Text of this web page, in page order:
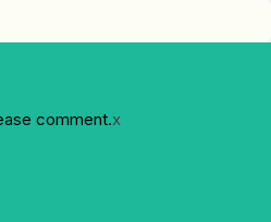
comment.x